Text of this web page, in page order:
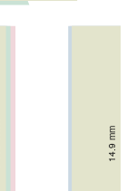
15.5 mm
15.99 mm
14.89 mm
14.9 mm